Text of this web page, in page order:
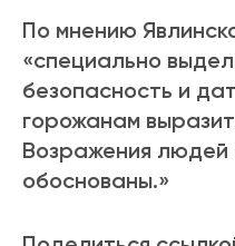
По мнению
«специально
безопасность и
горожанам
Возражения
обоснованы.»